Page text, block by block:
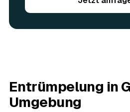
Sie vorhandene Wertsachen
AWL Zentrum vermittelt nur die
keine Steuerberatung — die
Sie mit Ihrem Finanzamt oder
Entrümpelung in
Umgebung